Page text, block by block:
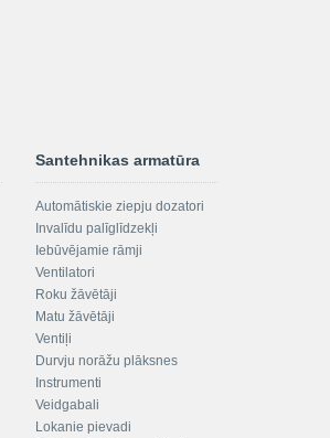
Santehnikas armatūra
Automātiskie ziepju dozatori
Invalīdu palīglīdzekļi
Iebūvējamie rāmji
Ventilatori
Roku žāvētāji
Matu žāvētāji
Ventiļi
Durvju norāžu plāksnes
Instrumenti
Veidgabali
Lokanie pievadi